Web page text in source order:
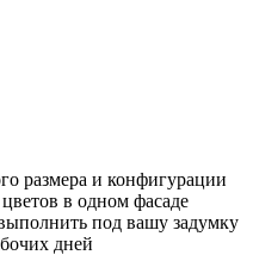
размера и конфигурации
в одном фасаде
под вашу задумку
дней